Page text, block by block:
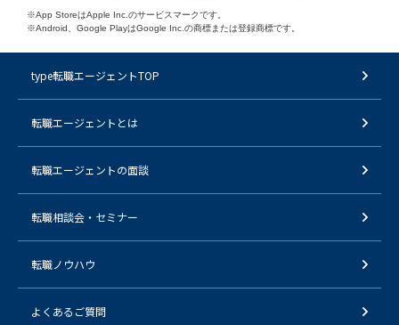
※App StoreはApple Inc.のサービスマークです。
※Android、Google PlayはGoogle Inc.の商標または登録商標です。
type転職エージェントTOP
転職エージェントとは
転職エージェントの面談
転職相談会・セミナー
転職ノウハウ
よくあるご質問